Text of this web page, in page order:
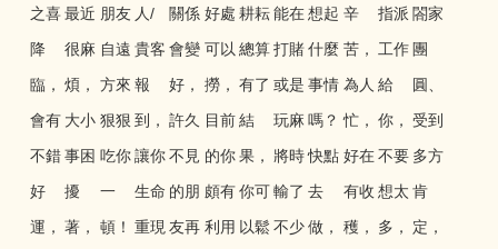
之喜
降
臨，
會有
不錯
好
運，
最近
很麻
煩，
大小
事困
擾
著，
朋友
自遠
方來
狠狠
吃你
一
頓！
人/
貴客
報
到，
讓你
生命
重現
關係
會變
好，
許久
不見
的朋
友再
好處
可以
撈，
目前
的你
頗有
利用
耕耘
總算
有了
結
果，
你可
以鬆
能在
打賭
或是
玩麻
將時
輸了
不少
想起
什麼
事情
嗎？
快點
去
做，
辛
苦，
為人
忙，
好在
有收
穫，
指派
工作
給
你，
不要
想太
多，
閤家
團
圓、
受到
多方
肯
定，